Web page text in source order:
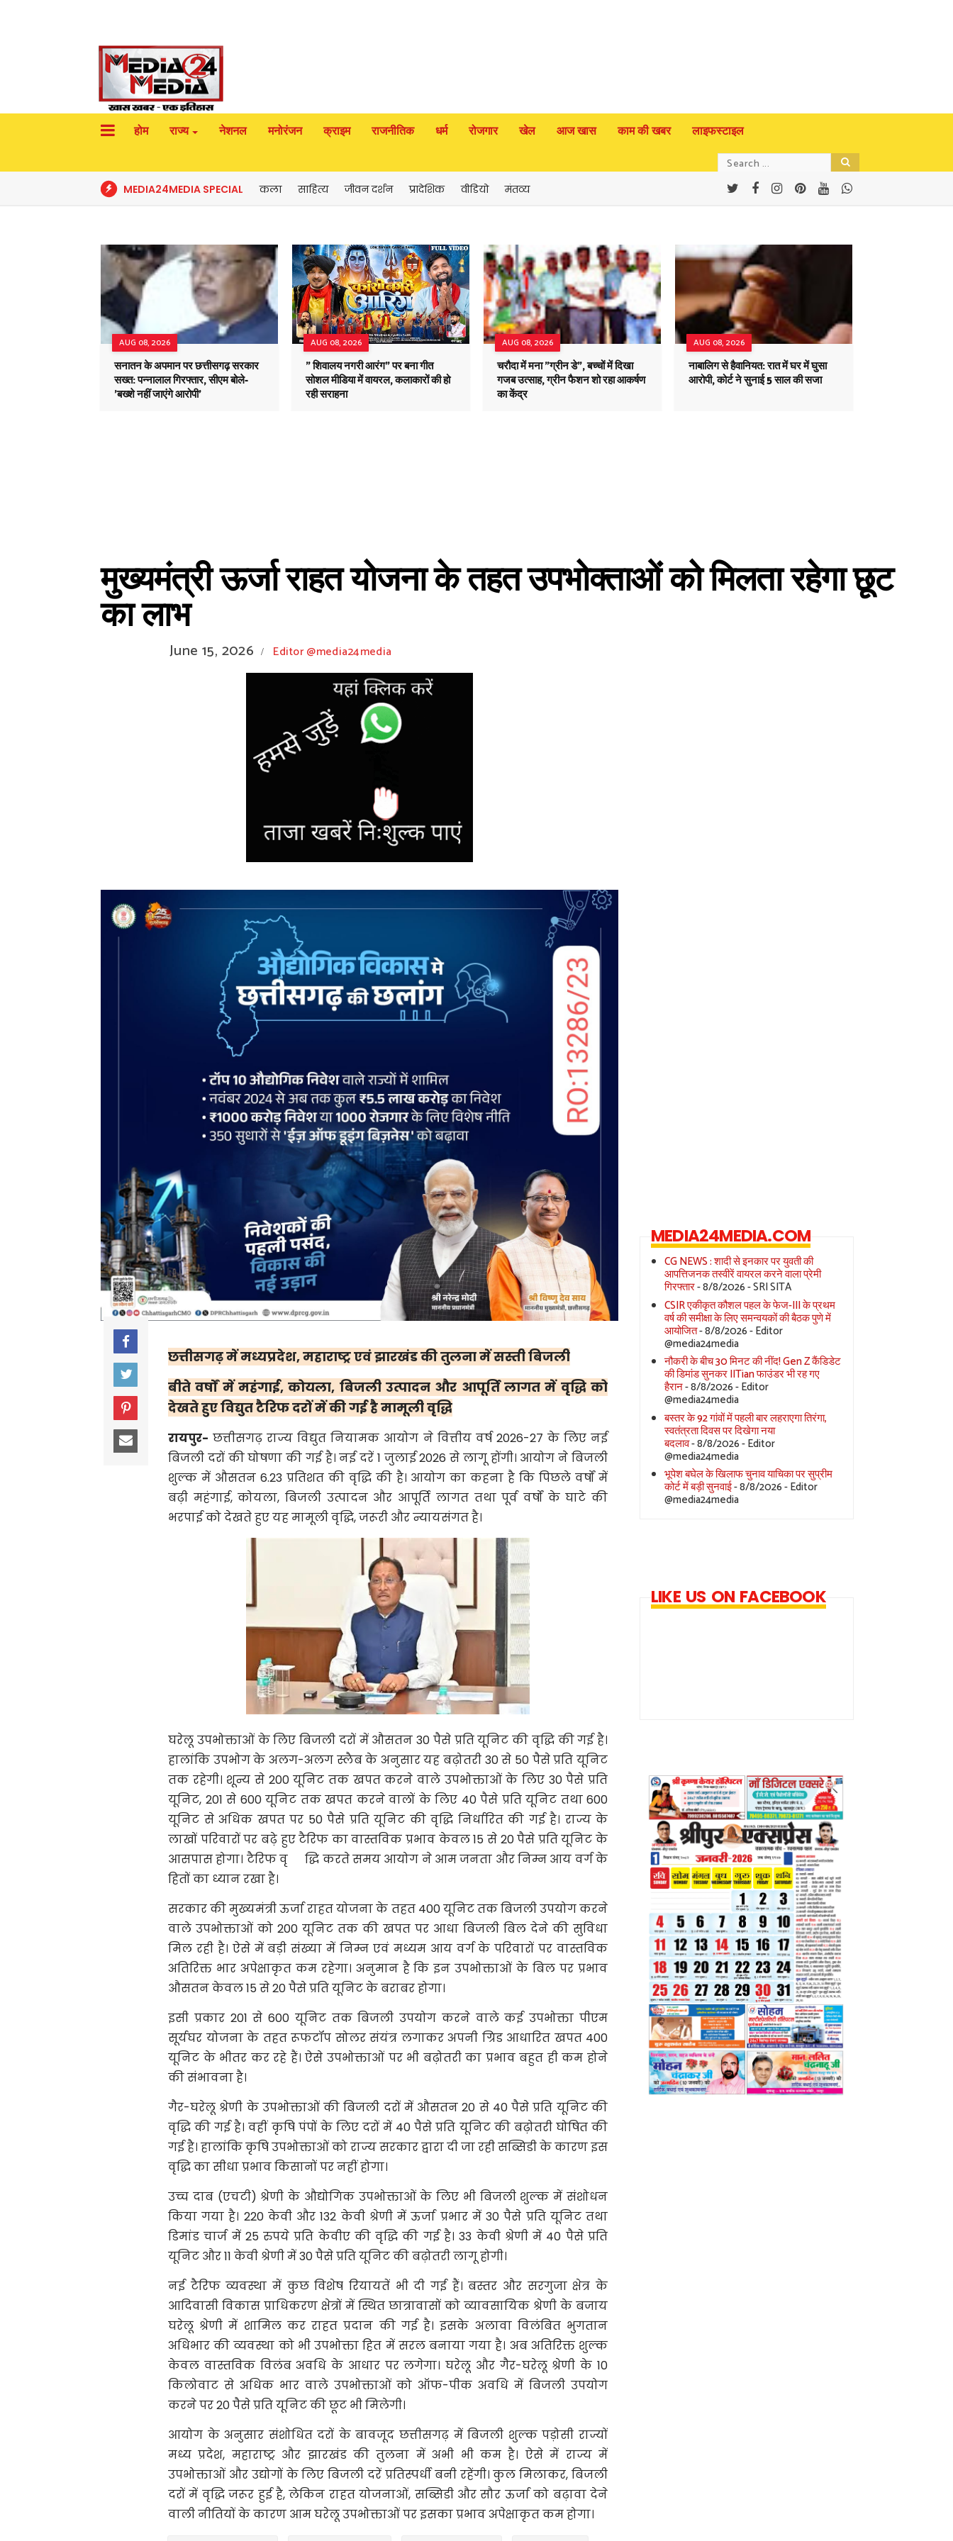
होम राज्य नेशनल मनोरंजन क्राइम राजनीतिक धर्म रोजगार खेल आज खास काम की खबर लाइफस्टाइल
MEDIA24MEDIA SPECIAL कला साहित्य जीवन दर्शन प्रादेशिक वीडियो मंतव्य
AUG 08, 2026
सनातन के अपमान पर छत्तीसगढ़ सरकार
सख्त: पन्नालाल गिरफ्तार, सीएम बोले-
'बख्शे नहीं जाएंगे आरोपी'
AUG 08, 2026
" शिवालय नगरी आरंग" पर बना गीत
सोशल मीडिया में वायरल, कलाकारों की हो
रही सराहना
AUG 08, 2026
चरौदा में मना "ग्रीन डे", बच्चों में दिखा
गजब उत्साह, ग्रीन फैशन शो रहा आकर्षण
का केंद्र
AUG 08, 2026
नाबालिग से हैवानियत: रात में घर में घुसा
आरोपी, कोर्ट ने सुनाई 5 साल की सजा
मुख्यमंत्री ऊर्जा राहत योजना के तहत उपभोक्ताओं को मिलता रहेगा छूट
का लाभ
June 15, 2026 / Editor @media24media
छत्तीसगढ़ में मध्यप्रदेश, महाराष्ट्र एवं झारखंड की तुलना में सस्ती बिजली
बीते वर्षों में महंगाई, कोयला, बिजली उत्पादन और आपूर्ति लागत में वृद्धि को
देखते हुए विद्युत टैरिफ दरों में की गई है मामूली वृद्धि
रायपुर- छत्तीसगढ़ राज्य विद्युत नियामक आयोग ने वित्तीय वर्ष 2026-27 के लिए नई
बिजली दरों की घोषणा की गई है। नई दरें 1 जुलाई 2026 से लागू होंगी। आयोग ने बिजली
शुल्क में औसतन 6.23 प्रतिशत की वृद्धि की है। आयोग का कहना है कि पिछले वर्षों में
बढ़ी महंगाई, कोयला, बिजली उत्पादन और आपूर्ति लागत तथा पूर्व वर्षों के घाटे की
भरपाई को देखते हुए यह मामूली वृद्धि, जरूरी और न्यायसंगत है।
घरेलू उपभोक्ताओं के लिए बिजली दरों में औसतन 30 पैसे प्रति यूनिट की वृद्धि की गई है।
हालांकि उपभोग के अलग-अलग स्लैब के अनुसार यह बढ़ोतरी 30 से 50 पैसे प्रति यूनिट
तक रहेगी। शून्य से 200 यूनिट तक खपत करने वाले उपभोक्ताओं के लिए 30 पैसे प्रति
यूनिट, 201 से 600 यूनिट तक खपत करने वालों के लिए 40 पैसे प्रति यूनिट तथा 600
यूनिट से अधिक खपत पर 50 पैसे प्रति यूनिट की वृद्धि निर्धारित की गई है। राज्य के
लाखों परिवारों पर बढ़े हुए टैरिफ का वास्तविक प्रभाव केवल 15 से 20 पैसे प्रति यूनिट के
आसपास होगा। टैरिफ वृ
द्धि करते समय आयोग ने आम जनता और निम्न आय वर्ग के
हितों का ध्यान रखा है।
सरकार की मुख्यमंत्री ऊर्जा राहत योजना के तहत 400 यूनिट तक बिजली उपयोग करने
वाले उपभोक्ताओं को 200 यूनिट तक की खपत पर आधा बिजली बिल देने की सुविधा
मिल रही है। ऐसे में बड़ी संख्या में निम्न एवं मध्यम आय वर्ग के परिवारों पर वास्तविक
अतिरिक्त भार अपेक्षाकृत कम रहेगा। अनुमान है कि इन उपभोक्ताओं के बिल पर प्रभाव
औसतन केवल 15 से 20 पैसे प्रति यूनिट के बराबर होगा।
इसी प्रकार 201 से 600 यूनिट तक बिजली उपयोग करने वाले कई उपभोक्ता पीएम
सूर्यघर योजना के तहत रूफटॉप सोलर संयंत्र लगाकर अपनी ग्रिड आधारित खपत 400
यूनिट के भीतर कर रहे हैं। ऐसे उपभोक्ताओं पर भी बढ़ोतरी का प्रभाव बहुत ही कम होने
की संभावना है।
गैर-घरेलू श्रेणी के उपभोक्ताओं की बिजली दरों में औसतन 20 से 40 पैसे प्रति यूनिट की
वृद्धि की गई है। वहीं कृषि पंपों के लिए दरों में 40 पैसे प्रति यूनिट की बढ़ोतरी घोषित की
गई है। हालांकि कृषि उपभोक्ताओं को राज्य सरकार द्वारा दी जा रही सब्सिडी के कारण इस
वृद्धि का सीधा प्रभाव किसानों पर नहीं होगा।
उच्च दाब (एचटी) श्रेणी के औद्योगिक उपभोक्ताओं के लिए भी बिजली शुल्क में संशोधन
किया गया है। 220 केवी और 132 केवी श्रेणी में ऊर्जा प्रभार में 30 पैसे प्रति यूनिट तथा
डिमांड चार्ज में 25 रुपये प्रति केवीए की वृद्धि की गई है। 33 केवी श्रेणी में 40 पैसे प्रति
यूनिट और 11 केवी श्रेणी में 30 पैसे प्रति यूनिट की बढ़ोतरी लागू होगी।
नई टैरिफ व्यवस्था में कुछ विशेष रियायतें भी दी गई हैं। बस्तर और सरगुजा क्षेत्र के
आदिवासी विकास प्राधिकरण क्षेत्रों में स्थित छात्रावासों को व्यावसायिक श्रेणी के बजाय
घरेलू श्रेणी में शामिल कर राहत प्रदान की गई है। इसके अलावा विलंबित भुगतान
अधिभार की व्यवस्था को भी उपभोक्ता हित में सरल बनाया गया है। अब अतिरिक्त शुल्क
केवल वास्तविक विलंब अवधि के आधार पर लगेगा। घरेलू और गैर-घरेलू श्रेणी के 10
किलोवाट से अधिक भार वाले उपभोक्ताओं को ऑफ-पीक अवधि में बिजली उपयोग
करने पर 20 पैसे प्रति यूनिट की छूट भी मिलेगी।
आयोग के अनुसार संशोधित दरों के बावजूद छत्तीसगढ़ में बिजली शुल्क पड़ोसी राज्यों
मध्य प्रदेश, महाराष्ट्र और झारखंड की तुलना में अभी भी कम है। ऐसे में राज्य में
उपभोक्ताओं और उद्योगों के लिए बिजली दरें प्रतिस्पर्धी बनी रहेंगी। कुल मिलाकर, बिजली
दरों में वृद्धि जरूर हुई है, लेकिन राहत योजनाओं, सब्सिडी और सौर ऊर्जा को बढ़ावा देने
वाली नीतियों के कारण आम घरेलू उपभोक्ताओं पर इसका प्रभाव अपेक्षाकृत कम होगा।
MEDIA24MEDIA.COM
CG NEWS : शादी से इनकार पर युवती की
आपत्तिजनक तस्वीरें वायरल करने वाला प्रेमी
गिरफ्तार- 8/8/2026- SRI SITA
CSIR एकीकृत कौशल पहल के फेज-III के प्रथम
वर्ष की समीक्षा के लिए समन्वयकों की बैठक पुणे में
आयोजित- 8/8/2026- Editor
@media24media
नौकरी के बीच 30 मिनट की नींद! Gen Z कैंडिडेट
की डिमांड सुनकर IITian फाउंडर भी रह गए
हैरान- 8/8/2026- Editor
@media24media
बस्तर के 92 गांवों में पहली बार लहराएगा तिरंगा,
स्वतंत्रता दिवस पर दिखेगा नया
बदलाव- 8/8/2026- Editor
@media24media
भूपेश बघेल के खिलाफ चुनाव याचिका पर सुप्रीम
कोर्ट में बड़ी सुनवाई- 8/8/2026- Editor
@media24media
LIKE US ON FACEBOOK